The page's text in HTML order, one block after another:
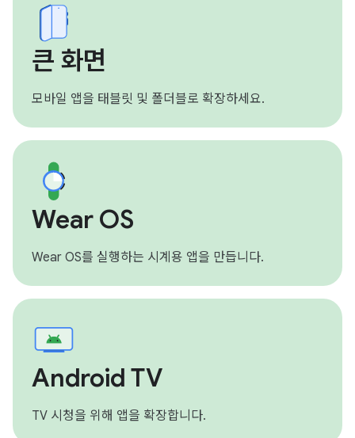
큰 화면
모바일 앱을 태블릿 및 폴더블로 확장하세요.
Wear OS
Wear OS를 실행하는 시계용 앱을 만듭니다.
Android TV
TV 시청을 위해 앱을 확장합니다.